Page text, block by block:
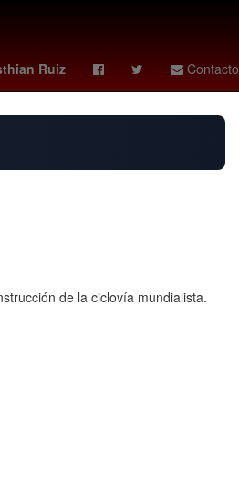
Ruiz Contacto
- blue jays
de la ciclovía mundialista.